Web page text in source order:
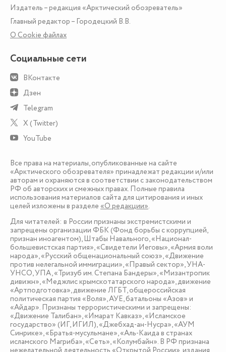
Издатель – редакция «Арктический обозреватель»
Главный редактор – Городецкий В.В.
О Сookie файлах
Социальные сети
ВКонтакте
Дзен
Telegram
X (Twitter)
YouTube
Все права на материалы, опубликованные на сайте
«Арктического обозревателя» принадлежат редакции и/или
авторам и охраняются в соответствии с законодательством
РФ об авторских и смежных правах. Полные правила
использования материалов сайта для цитирования и иных
целей изложены в разделе «О редакции».
Для читателей: в России признаны экстремистскими и
запрещены организации ФБК (Фонд борьбы с коррупцией,
признан иноагентом), Штабы Навального, «Национал-
большевистская партия», «Свидетели Иеговы», «Армия воли
народа», «Русский общенациональный союз», «Движение
против нелегальной иммиграции», «Правый сектор», УНА-
УНСО, УПА, «Тризуб им. Степана Бандеры», «Мизантропик
дивижн», «Меджлис крымскотатарского народа», движение
«Артподготовка», движение ЛГБТ, общероссийская
политическая партия «Воля», АУЕ, батальоны «Азов» и
«Айдар». Признаны террористическими и запрещены:
«Движение Талибан», «Имарат Кавказ», «Исламское
государство» (ИГ, ИГИЛ), «Джебхад-ан-Нусра», «АУМ
Синрике», «Братья-мусульмане», «Аль-Каида в странах
исламского Магриба», «Сеть», «Колумбайн». В РФ признана